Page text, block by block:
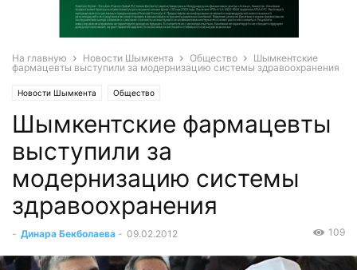
На главную Новости Шымкента Общество
Шымкентские
фармацевты выступили за модернизацию системы здравоохранения
Новости Шымкента Общество
Шымкентские фармацевты
выступили за
модернизацию системы
здравоохранения
- Динара Бекболаева - 09.02.2012 109